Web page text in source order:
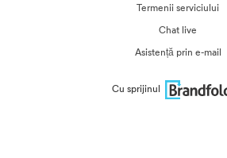
Termenii serviciului
Chat live
Asistență prin e-mail
Cu sprijinul